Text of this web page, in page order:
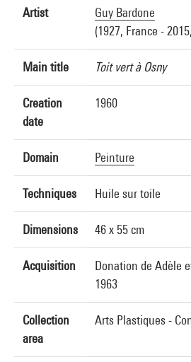
Artist
Guy Bardone
(1927, France -
Main title Toit vert à Osny
Creation
date
1960
Domain Peinture
Techniques Huile sur toile
Dimensions 46 x 55 cm
Acquisition
Donation de Adèle
1963
Collection
area
Arts Plastiques -